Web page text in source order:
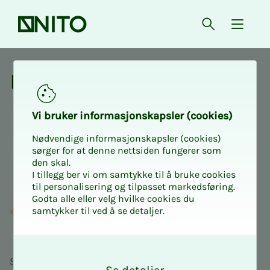
Forsiden Åpne søk
{
Med­­­­­lems­­­for­­­de­­­ler
Som medlem hos oss kan du spare penger på
Vi bru­­­ker in­­­for­­­ma­­­sjons­­­kaps­­­­­ler (cookies)
Nødvendige informasjonskapsler (cookies)
sørger for at denne nettsiden fungerer som
den skal.
I tillegg ber vi om samtykke til å bruke cookies
til personalisering og tilpasset markedsføring.
Godta alle eller velg hvilke cookies du
samtykker til ved å se detaljer.